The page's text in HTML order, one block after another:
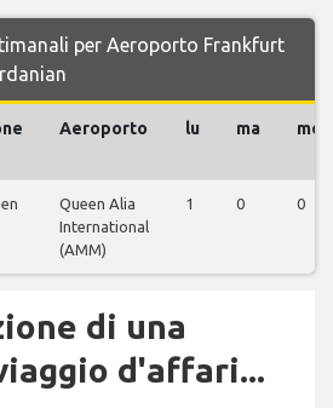
per Aeroporto Frankfurt
Aeroporto lu ma me
Queen Alia
International
(AMM)
1 0 0
di una
d'affari...